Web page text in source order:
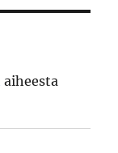
aiheesta